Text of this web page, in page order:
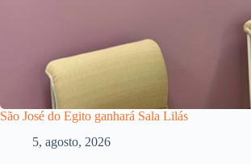
São José do Egito ganhará Sala Lilás
5, agosto, 2026